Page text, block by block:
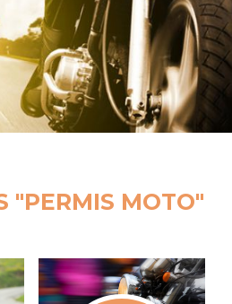
"PERMIS MOTO"